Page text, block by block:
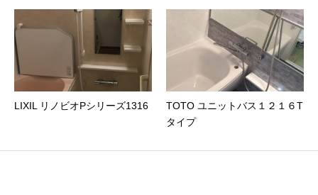
LIXIL リノビオPシリーズ1316
TOTO ユニットバス１２１６T
タイプ